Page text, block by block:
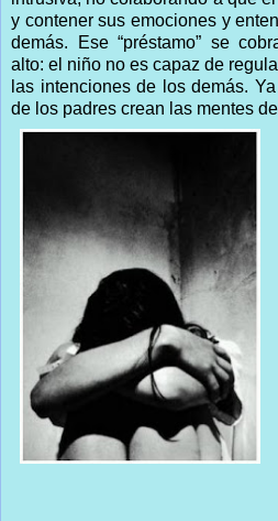
y contener sus emociones y
demás. Ese “préstamo” se
alto: el niño no es capaz de
las intenciones de los demás.
de los padres crean las mentes